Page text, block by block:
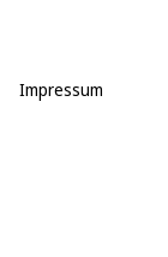
Impressum